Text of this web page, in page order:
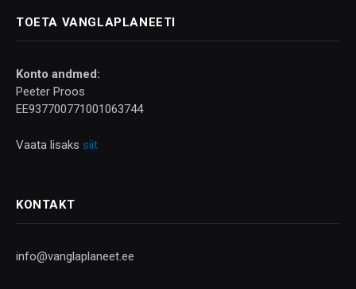
TOETA VANGLAPLANEETI
Konto andmed:
Peeter Proos
EE937700771001063744
Vaata lisaks siit
KONTAKT
info@vanglaplaneet.ee